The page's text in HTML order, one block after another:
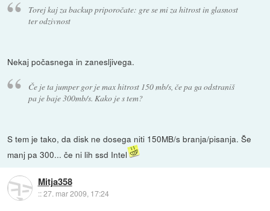
Torej kaj za backup priporočate: gre se mi za hitrost in glasnost
ter odzivnost
Nekaj počasnega in zanesljivega.
Če je ta jumper gor je max hitrost 150 mb/s, če pa ga odstraniš
pa je baje 300mb/s. Kako je s tem?
S tem je tako, da disk ne dosega niti 150MB/s branja/pisanja. Še
manj pa 300... če ni lih ssd Intel
Mitja358
::27. mar 2009, 17:24